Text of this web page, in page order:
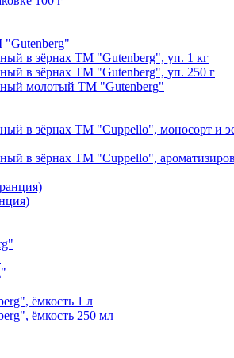
"Gutenberg"
в зёрнах ТМ "Gutenberg", уп. 1 кг
в зёрнах ТМ "Gutenberg", уп. 250 г
молотый ТМ "Gutenberg"
в зёрнах ТМ "Cuppello", моносорт и
в зёрнах ТМ "Cuppello",
ёмкость 1 л
ёмкость 250 мл